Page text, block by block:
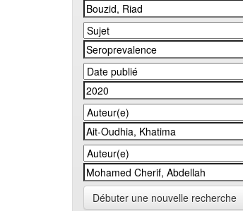
Débuter une nouvelle recherche